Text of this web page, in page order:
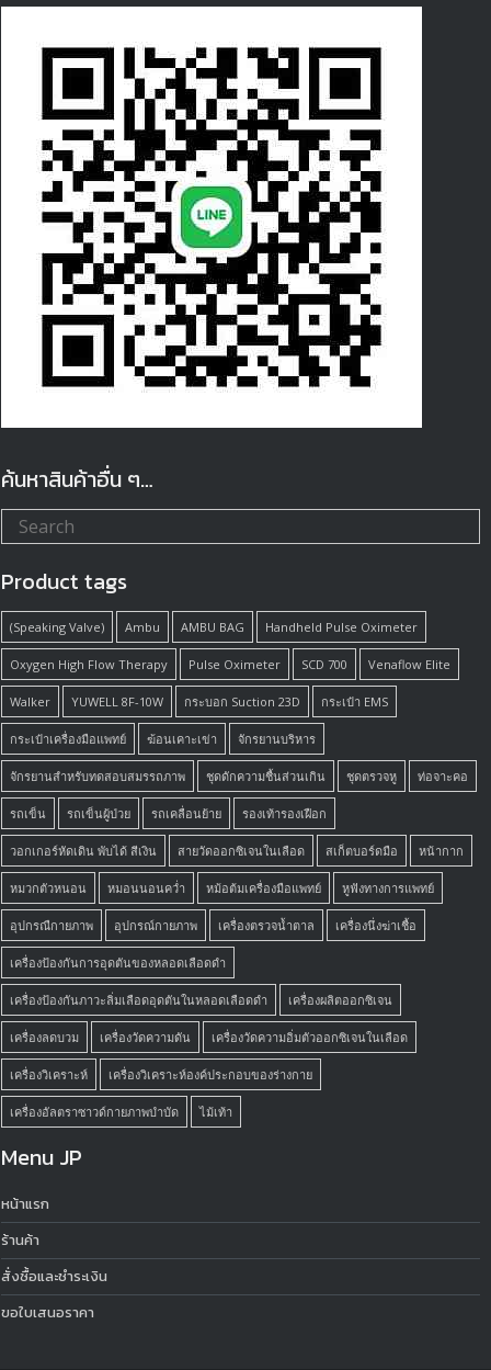
ค้นหาสินค้าอื่น ๆ…
Product tags
(Speaking Valve) Ambu AMBU BAG Handheld Pulse Oximeter
Oxygen High Flow Therapy Pulse Oximeter SCD 700 Venaflow Elite
Walker YUWELL 8F-10W กระบอก Suction 23D กระเป๋า EMS
กระเป๋าเครื่องมือแพทย์ ฆ้อนเคาะเข่า จักรยานบริหาร
จักรยานสำหรับทดสอบสมรรถภาพ ชุดดักความชื้นส่วนเกิน ชุดตรวจหู ท่อจาะคอ
รถเข็น รถเข็นผู้ป่วย รถเคลื่อนย้าย รองเท้ารองเฝือก
วอกเกอร์หัดเดิน พับได้ สีเงิน สายวัดออกซิเจนในเลือด สเก็ตบอร์ดมือ หน้ากาก
หมวกตัวหนอน หมอนนอนคว่ำ หม้อต้มเครื่องมือแพทย์ หูฟังทางการแพทย์
อุปกรณืกายภาพ อุปกรณ์กายภาพ เครื่องตรวจน้ำตาล เครื่องนึ่งฆ่าเชื้อ
เครื่องป้องกันการอุดตันของหลอดเลือดดำ
เครื่องป้องกันภาวะลิ่มเลือดอุดตันในหลอดเลือดดำ เครื่องผลิตออกซิเจน
เครื่องลดบวม เครื่องวัดความดัน เครื่องวัดความอิ่มตัวออกซิเจนในเลือด
เครื่องวิเคราะห์ เครื่องวิเคราะห์องค์ประกอบของร่างกาย
เครื่องอัลตราซาวด์กายภาพบำบัด ไม้เท้า
Menu JP
หน้าแรก
ร้านค้า
สั่งซื้อและชำระเงิน
ขอใบเสนอราคา